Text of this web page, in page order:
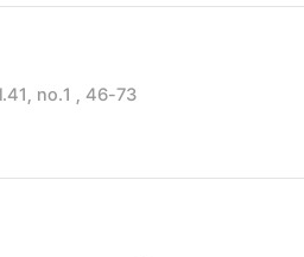
no.1 , 46-73